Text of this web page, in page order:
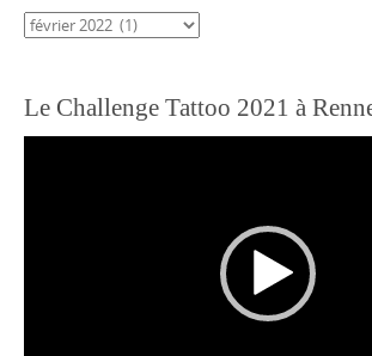
Archives
Le Challenge Tattoo 2021 à